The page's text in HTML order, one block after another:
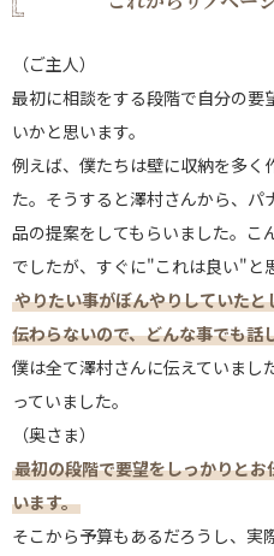
（ご主人）
最初に相談をする段階で自分の要
いかと思います。
例えば、僕たちは壁に収納を多く
た。そうすると澤村さんから、
品の提案をしてもらいました。こ
でしたが、すぐに"これは良い"と
やりたい事がぼんやりしていた
伝わらないので、どんな事でも話
僕は全て澤村さんに伝えていまし
っていました。
（奥さま）
最初の段階で要望をしっかりと
います。
そこから予算もあるだろうし、実